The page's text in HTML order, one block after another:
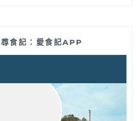
食記：愛食記APP